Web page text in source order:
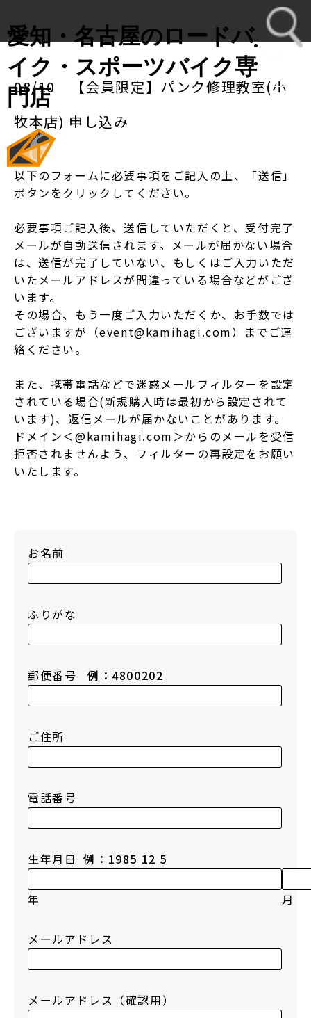
愛知・名古屋のロードバ
イク・スポーツバイク専
門店
08/10 【会員限定】パンク修理教室(小
牧本店) 申し込み
以下のフォームに必要事項をご記入の上、「送信」
ボタンをクリックしてください。
必要事項ご記入後、送信していただくと、受付完了
メールが自動送信されます。メールが届かない場合
は、送信が完了していない、もしくはご入力いただ
いたメールアドレスが間違っている場合などがござ
います。
その場合、もう一度ご入力いただくか、お手数では
ございますが（event@kamihagi.com）までご連
絡ください。
また、携帯電話などで迷惑メールフィルターを設定
されている場合(新規購入時は最初から設定されて
います)、返信メールが届かないことがあります。
ドメイン＜@kamihagi.com＞からのメールを受信
拒否されませんよう、フィルターの再設定をお願い
いたします。
お名前
ふりがな
郵便番号 例：4800202
ご住所
電話番号
生年月日 例：1985 12 5
年 月
メールアドレス
メールアドレス（確認用）